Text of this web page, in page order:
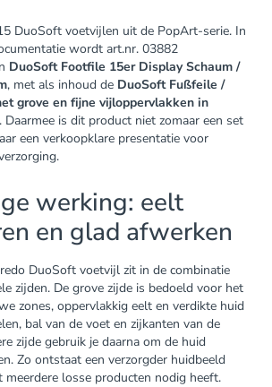
DuoSoft voetvijlen uit de PopArt-serie. In
wordt art.nr. 03882
DuoSoft Footfile 15er Display Schaum /
, met als inhoud de DuoSoft Fußfeile /
grove en fijne vijloppervlakken in
Daarmee is dit product niet zomaar een set
een verkoopklare presentatie voor
werking: eelt
en glad afwerken
DuoSoft voetvijl zit in de combinatie
zijden. De grove zijde is bedoeld voor het
zones, oppervlakkig eelt en verdikte huid
bal van de voet en zijkanten van de
zijde gebruik je daarna om de huid
Zo ontstaat een verzorgder huidbeeld
meerdere losse producten nodig heeft.